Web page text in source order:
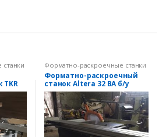
TKR
Форматно-раскроечные станки
Форматно-раскроечный
станок Altera 32 BA б/у